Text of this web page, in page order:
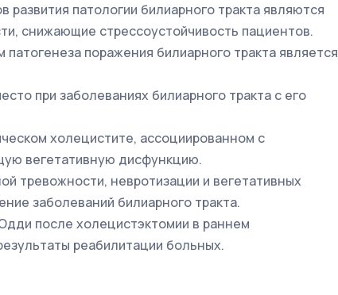
развития патологии билиарного тракта являются
снижающие стрессоустойчивость пациентов.
поражения билиарного тракта является
при заболеваниях билиарного тракта с его
холецистите, ассоциированном с
вегетативную дисфункцию.
тревожности, невротизации и вегетативных
заболеваний билиарного тракта.
после холецистэктомии в раннем
реабилитации больных.